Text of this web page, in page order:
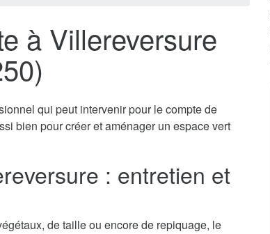
à Villereversure
qui peut intervenir pour le compte de
bien pour créer et aménager un espace vert
: entretien et
de taille ou encore de repiquage, le